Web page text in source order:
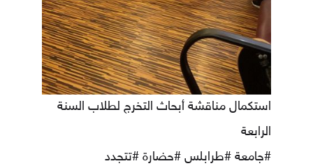
استكمال مناقشة أبحاث التخرج لطلاب السنة
الرابعة
#جامعة #طرابلس #حضارة #تتجدد